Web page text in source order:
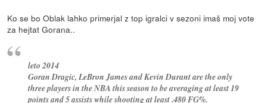
Ko se bo Oblak lahko primerjal z top igralci v sezoni imaš moj vote
za hejtat Gorana..
leto 2014
Goran Dragic, LeBron James and Kevin Durant are the only
three players in the NBA this season to be averaging at least 19
points and 5 assists while shooting at least .480 FG%.